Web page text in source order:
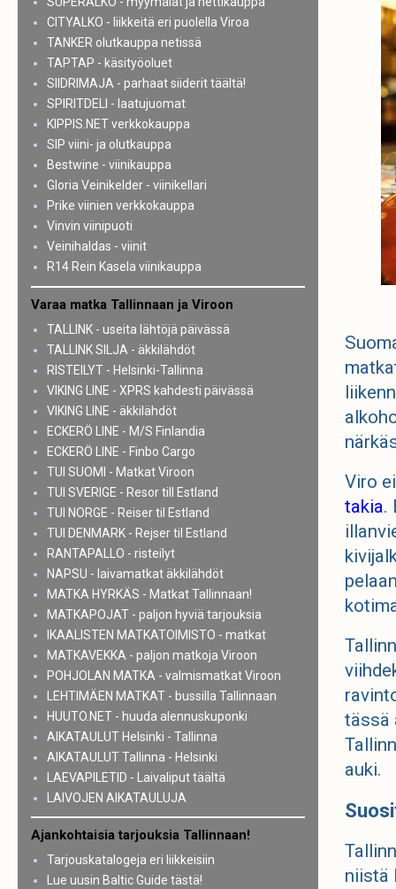
Viro
takia.
tässä
auki.
niistä
CITYALKO - liikkeitä eri puolella Viroa
TANKER olutkauppa netissä
TAPTAP - käsityöoluet
SIIDRIMAJA - parhaat siiderit täältä!
SPIRITDELI - laatujuomat
KIPPIS.NET verkkokauppa
SIP viini- ja olutkauppa
Bestwine - viinikauppa
Gloria Veinikelder - viinikellari
Prike viinien verkkokauppa
Vinvin viinipuoti
Veinihaldas - viinit
R14 Rein Kasela viinikauppa
Varaa matka Tallinnaan ja Viroon
TALLINK - useita lähtöjä päivässä
TALLINK SILJA - äkkilähdöt
RISTEILYT - Helsinki-Tallinna
VIKING LINE - XPRS kahdesti päivässä
VIKING LINE - äkkilähdöt
ECKERÖ LINE - M/S Finlandia
ECKERÖ LINE - Finbo Cargo
TUI SUOMI - Matkat Viroon
TUI SVERIGE - Resor till Estland
TUI NORGE - Reiser til Estland
TUI DENMARK - Rejser til Estland
RANTAPALLO - risteilyt
NAPSU - laivamatkat äkkilähdöt
MATKA HYRKÄS - Matkat Tallinnaan!
MATKAPOJAT - paljon hyviä tarjouksia
IKAALISTEN MATKATOIMISTO - matkat
MATKAVEKKA - paljon matkoja Viroon
POHJOLAN MATKA - valmismatkat Viroon
LEHTIMÄEN MATKAT - bussilla Tallinnaan
HUUTO.NET - huuda alennuskuponki
AIKATAULUT Helsinki - Tallinna
AIKATAULUT Tallinna - Helsinki
LAEVAPILETID - Laivaliput täältä
LAIVOJEN AIKATAULUJA
Ajankohtaisia tarjouksia Tallinnaan!
Tarjouskatalogeja eri liikkeisiin
Lue uusin Baltic Guide tästä!